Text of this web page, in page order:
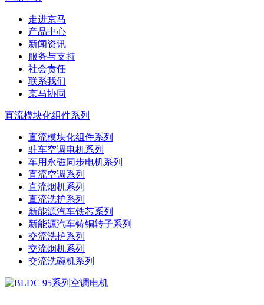
走进京马
产品中心
新闻资讯
服务与支持
社会责任
联系我们
京马协同
直流模块化组件系列
直流模块化组件系列
驻车空调电机系列
车用永磁同步电机系列
直流空调系列
直流烟机系列
直流洗护系列
新能源汽车铁芯系列
新能源汽车铸铜转子系列
交流洗护系列
交流烟机系列
交流洗碗机系列